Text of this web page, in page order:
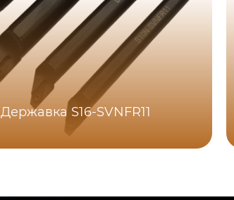
Державка S16-SVNFR11